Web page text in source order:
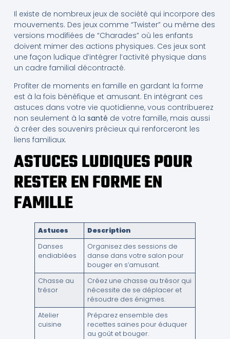
Il existe de nombreux jeux de société qui incorpore des
mouvements. Des jeux comme “Twister” ou même des
versions modifiées de “Charades” où les enfants
doivent mimer des actions physiques. Ces jeux sont
une façon ludique d’intégrer l’activité physique dans
un cadre familial décontracté.
Profiter de moments en famille en gardant la forme
est à la fois bénéfique et amusant. En intégrant ces
astuces dans votre vie quotidienne, vous contribuerez
non seulement à la santé de votre famille, mais aussi
à créer des souvenirs précieux qui renforceront les
liens familiaux.
ASTUCES LUDIQUES POUR
RESTER EN FORME EN
FAMILLE
Astuces
Description
Danses
endiablées
Organisez des sessions de
danse dans votre salon pour
bouger en s’amusant.
Chasse au
trésor
Créez une chasse au trésor qui
nécessite de se déplacer et
résoudre des énigmes.
Atelier
cuisine
Préparez ensemble des
recettes saines pour éduquer
au goût et bouger.